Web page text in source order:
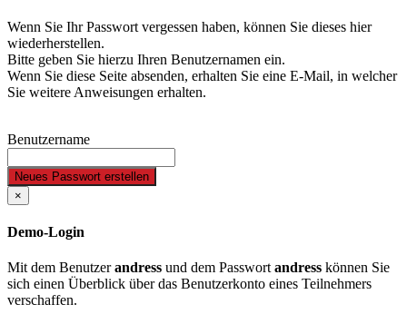
Wenn Sie Ihr Passwort vergessen haben, können Sie dieses hier
wiederherstellen.
Bitte geben Sie hierzu Ihren Benutzernamen ein.
Wenn Sie diese Seite absenden, erhalten Sie eine E-Mail, in welcher
Sie weitere Anweisungen erhalten.
Benutzername
Neues Passwort erstellen
×
Demo-Login
Mit dem Benutzerandress und dem Passwortandress können Sie
sich einen Überblick über das Benutzerkonto eines Teilnehmers
verschaffen.